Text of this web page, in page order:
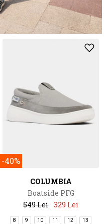
-40%
COLUMBIA
Boatside PFG
549 Lei 329 Lei
8 9 10 11 12 13